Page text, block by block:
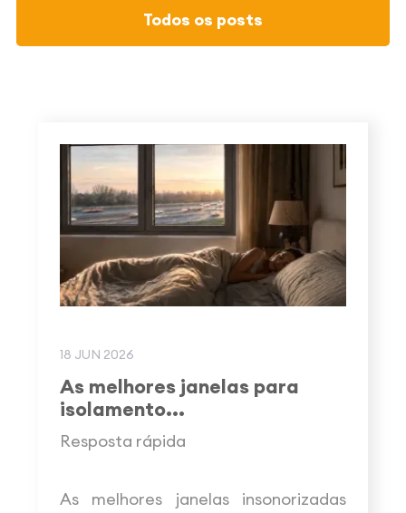
Todos os posts
18 JUN 2026
As melhores janelas para
isolamento...
Resposta rápida
As melhores janelas insonorizadas